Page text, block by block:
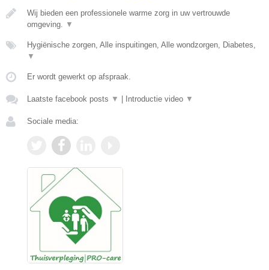
Wij bieden een professionele warme zorg in uw vertrouwde
omgeving.
▼
Hygiënische zorgen, Alle inspuitingen, Alle wondzorgen, Diabetes,
▼
Er wordt gewerkt op afspraak.
Laatste facebook posts ▼ | Introductie video ▼
Sociale media: